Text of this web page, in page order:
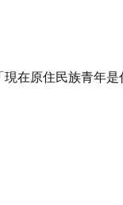
在原住民族青年